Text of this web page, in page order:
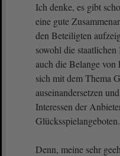
Ich denke, es gibt
eine gute
den Beteiligten
sowohl die staatlichen
auch die Belange von
sich mit dem Thema
auseinandersetzen
Interessen der
Glücksspielangeboten.
Denn, meine sehr